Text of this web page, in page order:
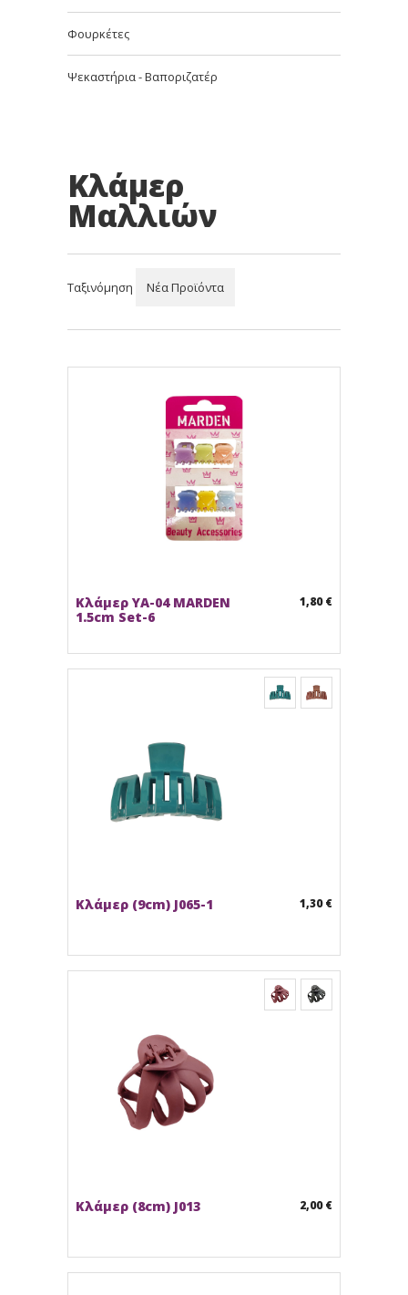
Φουρκέτες
Ψεκαστήρια - Βαποριζατέρ
Κλάμερ
Μαλλιών
Ταξινόμηση Νέα Προϊόντα
Κλάμερ YA-04 MARDEN
1.5cm Set-6
1,80 €
Κλάμερ (9cm) J065-1 1,30 €
Κλάμερ (8cm) J013 2,00 €